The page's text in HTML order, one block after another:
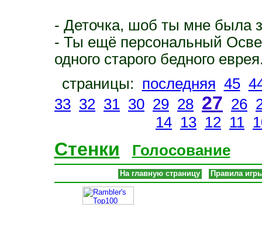
- Деточка, шоб ты мне была
- Ты ещё персональный
одного старого бедного
страницы: последняя 45
33 32 31 30 29 28 27 26
14 13 12 11
Стенки Голосование
На главную страницу Правила